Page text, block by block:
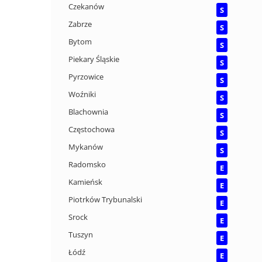
Czekanów
S
Zabrze
S
Bytom
S
Piekary Śląskie
S
Pyrzowice
S
Woźniki
S
Blachownia
S
Częstochowa
S
Mykanów
S
Radomsko
E
Kamieńsk
E
Piotrków Trybunalski
E
Srock
E
Tuszyn
E
Łódź
E